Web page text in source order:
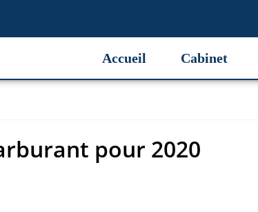
Accueil Cabinet
pour 2020
pour 2020